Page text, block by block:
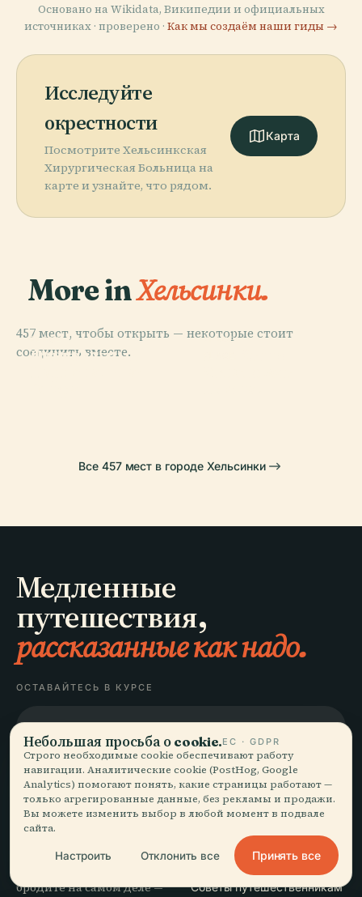
Основано на Wikidata, Википедии и официальных
источниках · проверено · Как мы создаём наши гиды →
Исследуйте
окрестности
Посмотрите Хельсинкская
Хирургическая Больница на
карте и узнайте, что рядом.
Карта
More inХельсинки.
457 мест, чтобы открыть — некоторые стоит
соединить вместе.
PLACE
Центральный
PLACE
PLACE
Финская
Все 457 мест в городе Хельсинки
Медленные
путешествия,
рассказанные как надо.
ОСТАВАЙТЕСЬ В КУРСЕ
Присоединиться
Audiala
бродите на самом деле —
Направления
Советы путешественникам
Небольшая просьба о cookie.ЕС · GDPR
Строго необходимые cookie обеспечивают работу
навигации. Аналитические cookie (PostHog, Google
Analytics) помогают понять, какие страницы работают —
только агрегированные данные, без рекламы и продажи.
Вы можете изменить выбор в любой момент в подвале
сайта.
Настроить Отклонить все Принять все